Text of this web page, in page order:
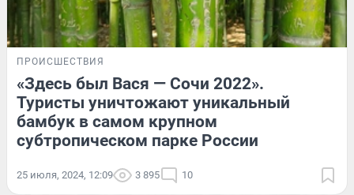
ПРОИСШЕСТВИЯ
«Здесь был Вася — Сочи 2022».
Туристы уничтожают уникальный
бамбук в самом крупном
субтропическом парке России
25 июля, 2024, 12:09 3 895 10